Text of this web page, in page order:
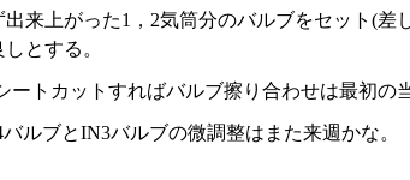
出来上がった1，2気筒分のバルブをセット(
とする。
ートカットすればバルブ擦り合わせは最初の
ルブとIN3バルブの微調整はまた来週かな。